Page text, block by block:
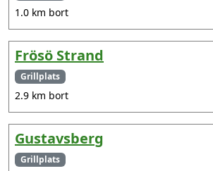
1.0 km bort
Frösö Strand
Grillplats
2.9 km bort
Gustavsberg
Grillplats